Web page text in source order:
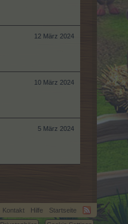
12 März 2024
10 März 2024
5 März 2024
Kontakt Hilfe
Startseite